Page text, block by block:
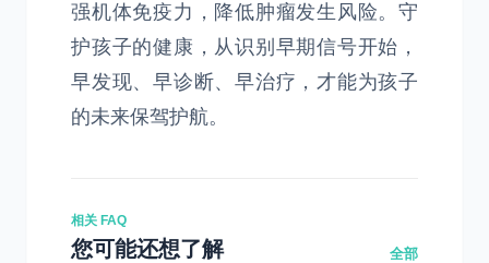
强机体免疫力，降低肿瘤发生风险。守
护孩子的健康，从识别早期信号开始，
早发现、早诊断、早治疗，才能为孩子
的未来保驾护航。
相关 FAQ
您可能还想了解 全部